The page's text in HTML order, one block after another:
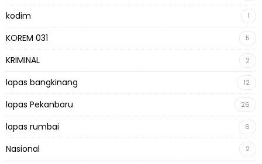
kodim 1
KOREM 031 5
KRIMINAL 2
lapas bangkinang 12
lapas Pekanbaru 26
lapas rumbai 6
Nasional 2